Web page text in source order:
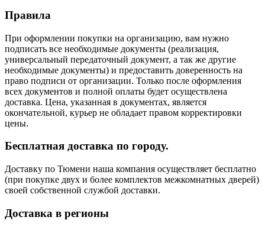
Правила
При оформлении покупки на организацию, вам нужно
подписать все необходимые документы (реализация,
универсальный передаточный документ, а так же другие
необходимые документы) и предоставить доверенность на
право подписи от организации. Только после оформления
всех документов и полной оплаты будет осуществлена
доставка. Цена, указанная в документах, является
окончательной, курьер не обладает правом корректировки
цены.
Бесплатная доставка по городу.
Доставку по Тюмени наша компания осуществляет бесплатно
(при покупке двух и более комплектов межкомнатных дверей)
своей собственной службой доставки.
Доставка в регионы